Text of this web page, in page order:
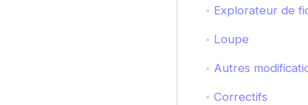
Explorateur de
Loupe
Autres
Correctifs